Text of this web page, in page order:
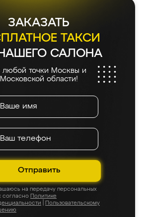
ЗАКАЗАТЬ
ТАКСИ
САЛОНА
любой точки Москвы и
Московской области!
Отправить
на передачу персональных
согласно Политике
Пользовательскому